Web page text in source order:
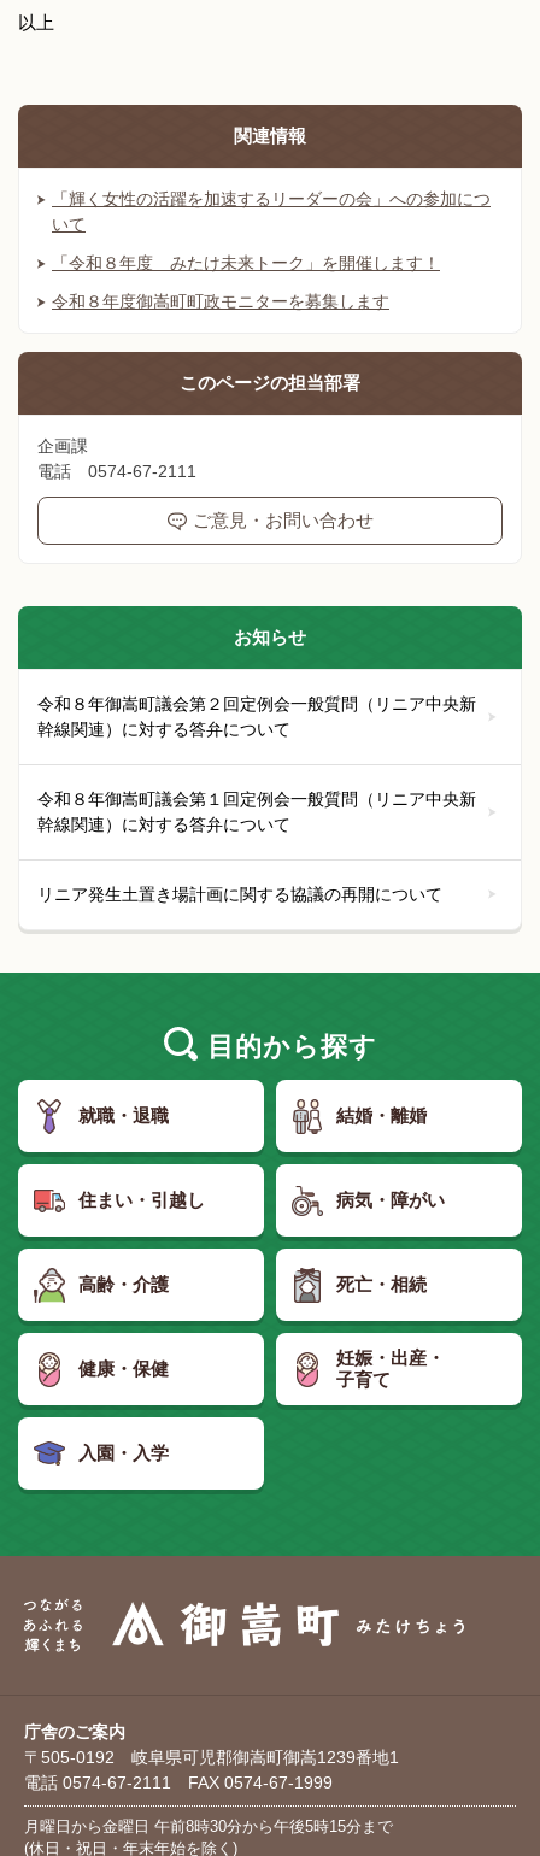
以上
関連情報
「輝く女性の活躍を加速するリーダーの会」への参加につ
いて
「令和８年度 みたけ未来トーク」を開催します！
令和８年度御嵩町町政モニターを募集します
このページの担当部署
企画課
電話 0574-67-2111
ご意見・お問い合わせ
お知らせ
令和８年御嵩町議会第２回定例会一般質問（リニア中央新
幹線関連）に対する答弁について
令和８年御嵩町議会第１回定例会一般質問（リニア中央新
幹線関連）に対する答弁について
リニア発生土置き場計画に関する協議の再開について
目的から探す
就職・退職 結婚・離婚
住まい・引越し 病気・障がい
高齢・介護 死亡・相続
健康・保健
妊娠・出産・
子育て
入園・入学
庁舎のご案内
〒505-0192 岐阜県可児郡御嵩町御嵩1239番地1
電話 0574-67-2111 FAX 0574-67-1999
月曜日から金曜日 午前8時30分から午後5時15分まで
(休日・祝日・年末年始を除く)